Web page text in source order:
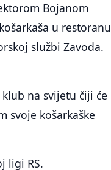
Bojanom
u restoranu
službi Zavoda.
na svijetu čiji će
svoje košarkaške
ligi RS.